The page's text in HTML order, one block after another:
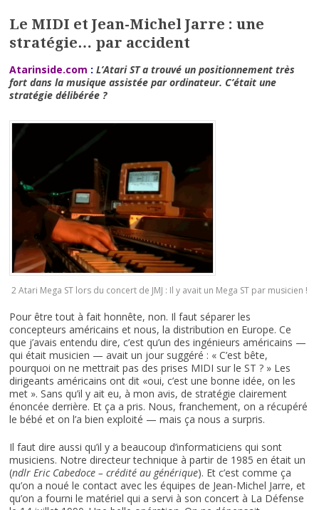
Le MIDI et Jean-Michel Jarre : une
stratégie… par accident
Atarinside.com : L’Atari ST a trouvé un positionnement très
fort dans la musique assistée par ordinateur. C’était une
stratégie délibérée ?
2 Atari Mega ST lors du concert de JMJ : Il y avait un Mega ST par musicien !
Pour être tout à fait honnête, non. Il faut séparer les
concepteurs américains et nous, la distribution en Europe. Ce
que j’avais entendu dire, c’est qu’un des ingénieurs américains —
qui était musicien — avait un jour suggéré : « C’est bête,
pourquoi on ne mettrait pas des prises MIDI sur le ST ? » Les
dirigeants américains ont dit «oui, c’est une bonne idée, on les
met ». Sans qu’il y ait eu, à mon avis, de stratégie clairement
énoncée derrière. Et ça a pris. Nous, franchement, on a récupéré
le bébé et on l’a bien exploité — mais ça nous a surpris.
Il faut dire aussi qu’il y a beaucoup d’informaticiens qui sont
musiciens. Notre directeur technique à partir de 1985 en était un
(ndlr Eric Cabedoce – crédité au générique). Et c’est comme ça
qu’on a noué le contact avec les équipes de Jean-Michel Jarre, et
qu’on a fourni le matériel qui a servi à son concert à La Défense